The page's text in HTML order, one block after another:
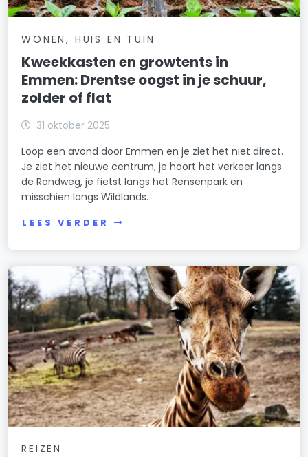
WONEN, HUIS EN TUIN
Kweekkasten en growtents in
Emmen: Drentse oogst in je schuur,
zolder of flat
31 oktober 2025
Loop een avond door Emmen en je ziet het niet direct.
Je ziet het nieuwe centrum, je hoort het verkeer langs
de Rondweg, je fietst langs het Rensenpark en
misschien langs Wildlands.
LEES VERDER
REIZEN